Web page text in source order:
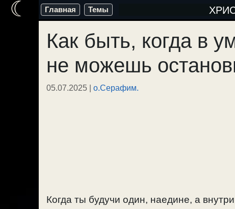
Перейти
содержимому
Главная Темы
Как быть, когда в
не можешь
05.07.2025 | о.Серафим.
Когда ты будучи один, наедине, а
☾